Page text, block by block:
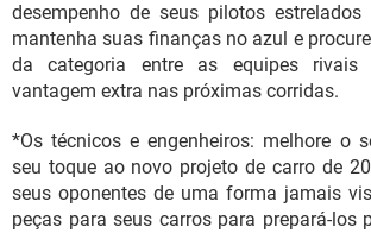
desempenho de seus pilotos
mantenha suas finanças no azul e
da categoria entre as equipes rivais
vantagem extra nas próximas corridas.
*Os técnicos e engenheiros: melhore o
seu toque ao novo projeto de carro de
seus oponentes de uma forma jamais
peças para seus carros para prepará-los